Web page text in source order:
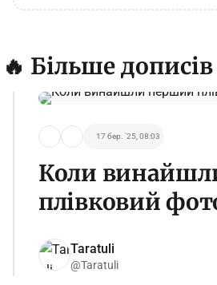
🔥 Більше дописів
17 бер. '25, 08:03
Коли
плівковий
Taratuli
@Taratuli